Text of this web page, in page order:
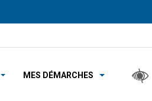
MES DÉMARCHES